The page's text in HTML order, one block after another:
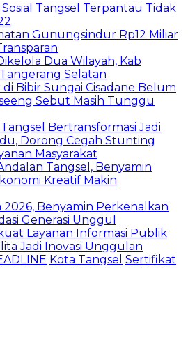
Tangsel Terpantau Tidak
Gunungsindur Rp12 Miliar
Dua Wilayah, Kab
Selatan
Bibir Sungai Cisadane Belum
Sebut Masih Tunggu
Bertransformasi Jadi
Dorong Cegah Stunting
Masyarakat
Tangsel, Benyamin
Kreatif Makin
Benyamin Perkenalkan
Generasi Unggul
Layanan Informasi Publik
Jadi Inovasi Unggulan
Kota Tangsel Sertifikat